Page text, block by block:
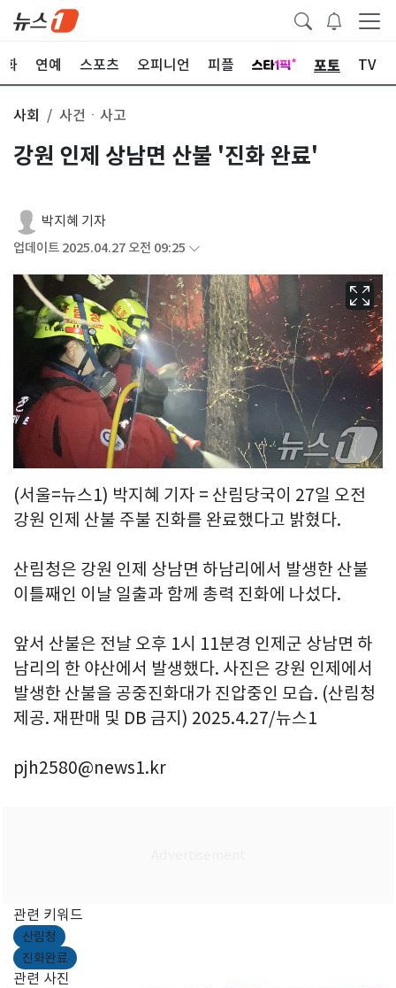
화 연예 스포츠 오피니언 피플 포토 TV
사회 사건ㆍ사고
강원 인제 상남면 산불 '진화 완료'
박지혜 기자
업데이트 2025.04.27 오전 09:25
(서울=뉴스1) 박지혜 기자 = 산림당국이 27일 오전
강원 인제 산불 주불 진화를 완료했다고 밝혔다.
산림청은 강원 인제 상남면 하남리에서 발생한 산불
이틀째인 이날 일출과 함께 총력 진화에 나섰다.
앞서 산불은 전날 오후 1시 11분경 인제군 상남면 하
남리의 한 야산에서 발생했다. 사진은 강원 인제에서
발생한 산불을 공중진화대가 진압중인 모습. (산림청
제공. 재판매 및 DB 금지) 2025.4.27/뉴스1
pjh2580@news1.kr
관련 키워드
산림청
진화완료
관련 사진